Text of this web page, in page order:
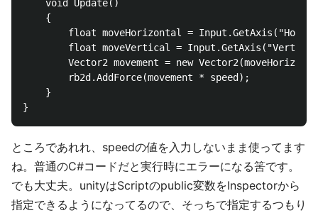
    void Update()
    {
float moveHorizontal =
float moveVertical =
Vector2 movement = new
        rb2d.AddForce(movement * speed);
    }
ところであれれ、speedの値を入力しないまま使ってます
ね。普通のC#コードだと実行時にエラーになる筈です。
でも大丈夫。unityはScriptのpublic変数をInspectorから
指定できるようになってるので、そっちで指定するつもり